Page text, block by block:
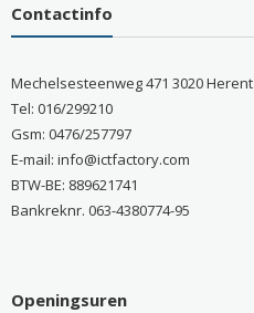
Contactinfo
Mechelsesteenweg 471 3020 Herent
Tel: 016/299210
Gsm: 0476/257797
E-mail: info@ictfactory.com
BTW-BE: 889621741
Bankreknr. 063-4380774-95
Openingsuren